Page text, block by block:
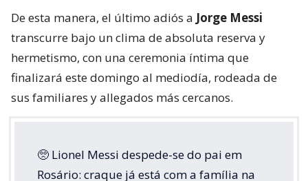
De esta manera, el último adiós a Jorge Messi
transcurre bajo un clima de absoluta reserva y
hermetismo, con una ceremonia íntima que
finalizará este domingo al mediodía, rodeada de
sus familiares y allegados más cercanos.
🥺 Lionel Messi despede-se do pai em
Rosário: craque já está com a família na